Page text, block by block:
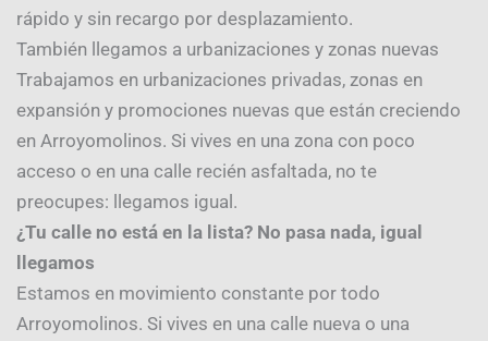
rápido y sin recargo por desplazamiento.
También llegamos a urbanizaciones y zonas nuevas
Trabajamos en urbanizaciones privadas, zonas en
expansión y promociones nuevas que están creciendo
en Arroyomolinos. Si vives en una zona con poco
acceso o en una calle recién asfaltada, no te
preocupes: llegamos igual.
¿Tu calle no está en la lista? No pasa nada, igual
llegamos
Estamos en movimiento constante por todo
Arroyomolinos. Si vives en una calle nueva o una